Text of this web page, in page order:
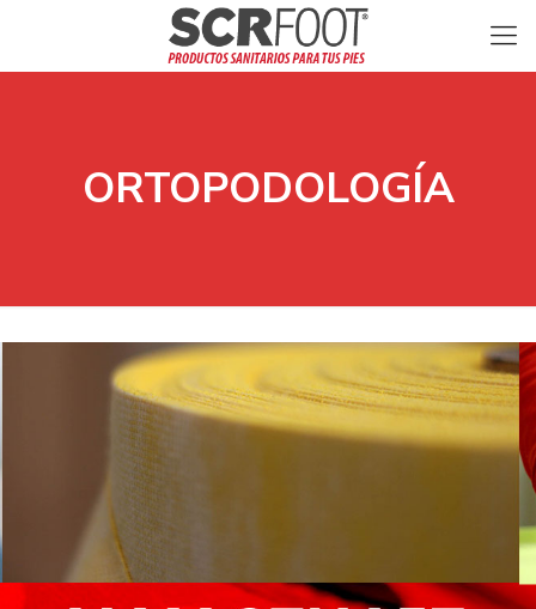
ORTOPODOLOGÍA